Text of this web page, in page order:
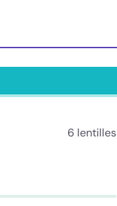
6 lentilles